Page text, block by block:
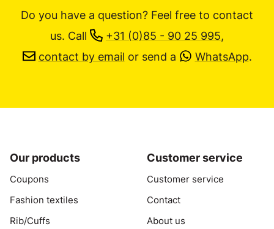
Do you have a question? Feel free to contact
us. Call +31 (0)85 - 90 25 995,
contact by email or send a WhatsApp.
Our products
Coupons
Fashion textiles
Rib/Cuffs
Customer service
Customer service
Contact
About us